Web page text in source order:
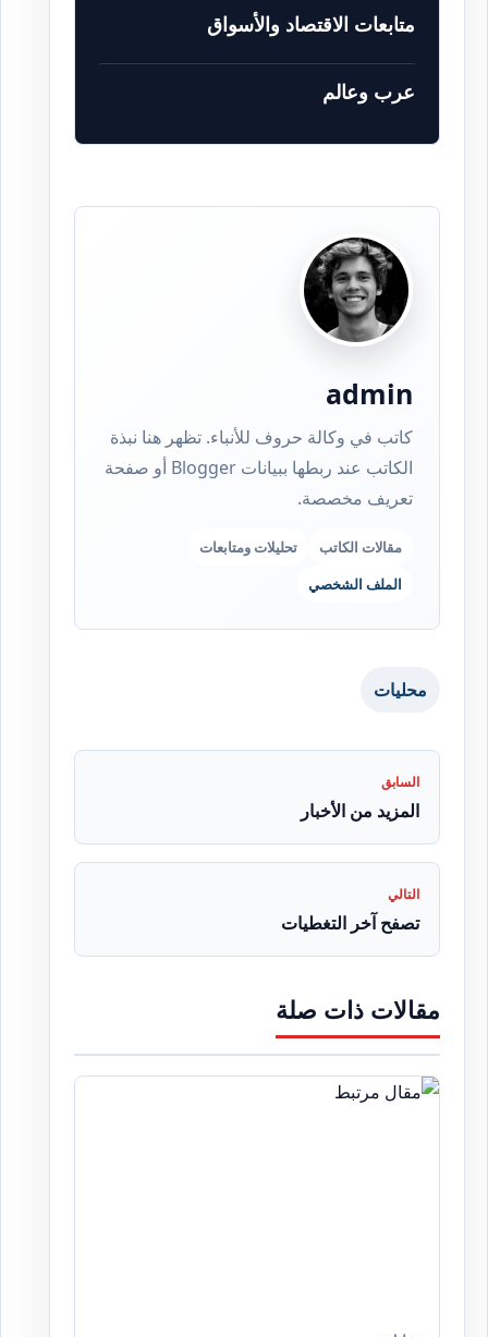
متابعات الاقتصاد والأسواق
عرب وعالم
admin
كاتب في وكالة حروف للأنباء. تظهر هنا نبذة
الكاتب عند ربطها ببيانات Blogger أو صفحة
تعريف مخصصة.
مقالات الكاتب
تحليلات ومتابعات
الملف الشخصي
محليات
السابق
المزيد من الأخبار
التالي
تصفح آخر التغطيات
مقالات ذات صلة